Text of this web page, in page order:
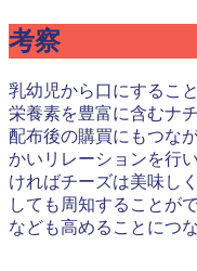
考察
乳幼児から口にするこ
栄養素を豊富に含むナ
配布後の購買にもつな
かいリレーションを行
ければチーズは美味し
しても周知することが
なども高めることにつ